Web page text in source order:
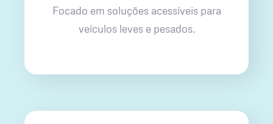
Focado em soluções acessíveis para
veículos leves e pesados.